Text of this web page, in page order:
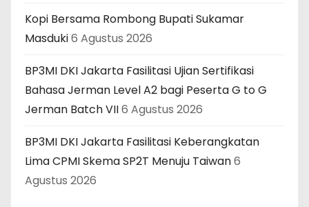
Kopi Bersama Rombong Bupati Sukamar
Masduki6 Agustus 2026
BP3MI DKI Jakarta Fasilitasi Ujian Sertifikasi
Bahasa Jerman Level A2 bagi Peserta G to G
Jerman Batch VII6 Agustus 2026
BP3MI DKI Jakarta Fasilitasi Keberangkatan
Lima CPMI Skema SP2T Menuju Taiwan6
Agustus 2026